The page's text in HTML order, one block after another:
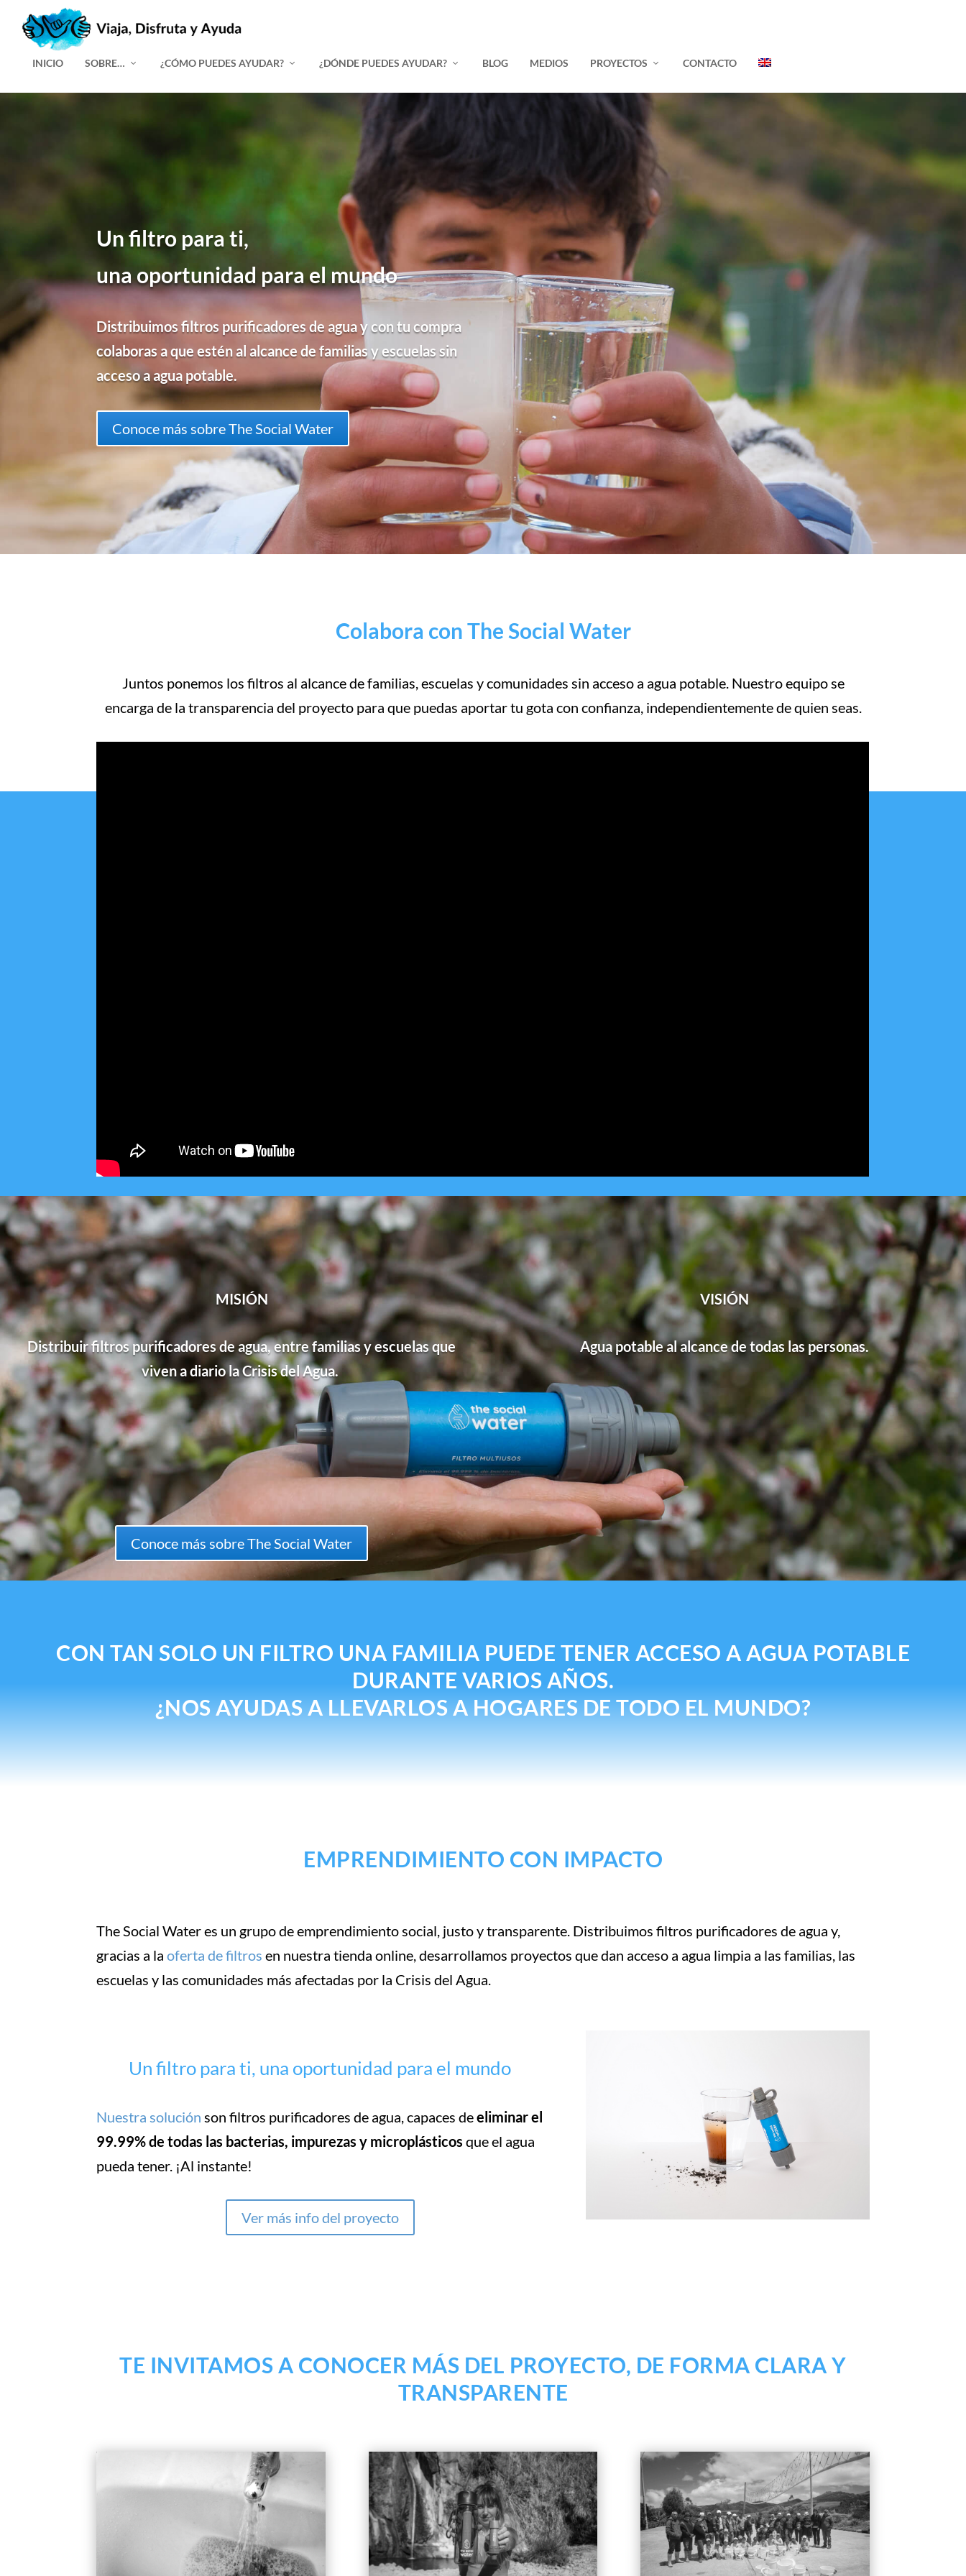
INICIO SOBRE… ¿CÓMO PUEDES AYUDAR? ¿DÓNDE PUEDES AYUDAR? BLOG MEDIOS PROYECTOS CONTACTO
Un filtro para ti,
una oportunidad para el mundo
Distribuimosfiltros purificadores de agua y con tu compra
colaboras a que estén al alcance de familias y escuelas sin
acceso a agua potable.
Conoce más sobre The Social Water
Colabora con The Social Water
Juntos ponemos los filtros al alcance de familias, escuelas y comunidades sin acceso a agua potable. Nuestro equipo se
encarga de la transparencia del proyecto para que puedas aportar tu gota con confianza, independientemente de quien seas.
MISIÓN
Distribuir filtros purificadores de agua, entre familias y escuelas que
viven a diario la Crisis del Agua.
Conoce más sobre The Social Water
VISIÓN
Agua potable al alcance de todas las personas.
CON TAN SOLO UN FILTRO UNA FAMILIA PUEDE TENER ACCESO A AGUA POTABLE
DURANTE VARIOS AÑOS.
¿NOS AYUDAS A LLEVARLOS A HOGARES DE TODO EL MUNDO?
EMPRENDIMIENTO CON IMPACTO
The Social Water es un grupo de emprendimiento social, justo y transparente. Distribuimos filtros purificadores de agua y,
gracias a laoferta de filtrosen nuestra tienda online, desarrollamos proyectos que dan acceso a agua limpia a las familias, las
escuelas y las comunidades más afectadas por la Crisis del Agua.
Un filtro para ti, una oportunidad para el mundo
Nuestra solución son filtros purificadores de agua, capaces deeliminar el
99.99% de todas las bacterias, impurezas y microplásticos que el agua
pueda tener. ¡Al instante!
Ver más info del proyecto
TE INVITAMOS A CONOCER MÁS DEL PROYECTO, DE FORMA CLARA Y
TRANSPARENTE